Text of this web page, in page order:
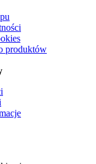
produktów